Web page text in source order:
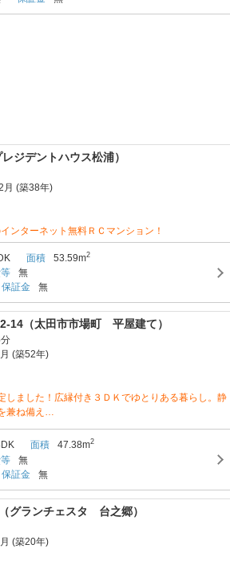
ジデントハウス松浦）
月 (築38年)
ンターネット無料ＲＣマンション！
面積 53.59m2
無
保証金 無
14（太田市市場町 平屋建て）
(築52年)
ました！広縁付き３ＤＫでゆとりある暮らし。静
兼ね備え…
面積 47.38m2
無
保証金 無
グランチェスタ 台之郷）
(築20年)